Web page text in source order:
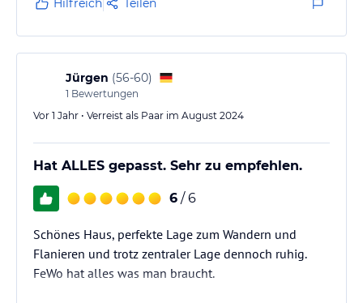
Hilfreich Teilen
Jürgen (56-60)
1 Bewertungen
Vor 1 Jahr • Verreist als Paar im August 2024
Hat ALLES gepasst. Sehr zu empfehlen.
6 / 6
Schönes Haus, perfekte Lage zum Wandern und
Flanieren und trotz zentraler Lage dennoch ruhig.
FeWo hat alles was man braucht.